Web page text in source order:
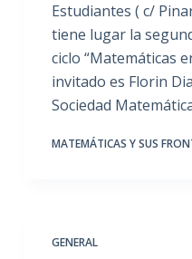
Estudiantes ( c/
tiene lugar la
ciclo “Matemáticas
invitado es Florin
Sociedad
MATEMÁTICAS Y SUS
GENERAL